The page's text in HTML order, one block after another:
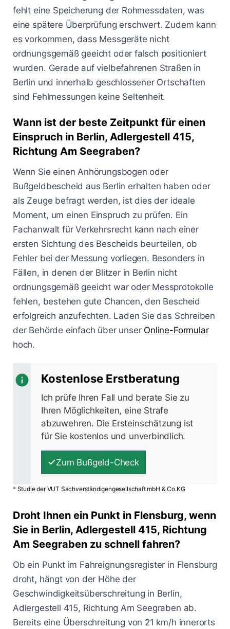
fehlt eine Speicherung der Rohmessdaten, was
eine spätere Überprüfung erschwert. Zudem kann
es vorkommen, dass Messgeräte nicht
ordnungsgemäß geeicht oder falsch positioniert
wurden. Gerade auf vielbefahrenen Straßen in
Berlin und innerhalb geschlossener Ortschaften
sind Fehlmessungen keine Seltenheit.
Wann ist der beste Zeitpunkt für einen
Einspruch in Berlin, Adlergestell 415,
Richtung Am Seegraben?
Wenn Sie einen Anhörungsbogen oder
Bußgeldbescheid aus Berlin erhalten haben oder
als Zeuge befragt werden, ist dies der ideale
Moment, um einen Einspruch zu prüfen. Ein
Fachanwalt für Verkehrsrecht kann nach einer
ersten Sichtung des Bescheids beurteilen, ob
Fehler bei der Messung vorliegen. Besonders in
Fällen, in denen der Blitzer in Berlin nicht
ordnungsgemäß geeicht war oder Messprotokolle
fehlen, bestehen gute Chancen, den Bescheid
erfolgreich anzufechten. Laden Sie das Schreiben
der Behörde einfach über unser Online-Formular
hoch.
Kostenlose Erstberatung
Ich prüfe Ihren Fall und berate Sie zu
Ihren Möglichkeiten, eine Strafe
abzuwehren. Die Ersteinschätzung ist
für Sie kostenlos und unverbindlich.
Zum Bußgeld-Check
* Studie der VUT Sachverständigengesellschaft mbH & Co.KG
Droht Ihnen ein Punkt in Flensburg, wenn
Sie in Berlin, Adlergestell 415, Richtung
Am Seegraben zu schnell fahren?
Ob ein Punkt im Fahreignungsregister in Flensburg
droht, hängt von der Höhe der
Geschwindigkeitsüberschreitung in Berlin,
Adlergestell 415, Richtung Am Seegraben ab.
Bereits eine Überschreitung von 21 km/h innerorts